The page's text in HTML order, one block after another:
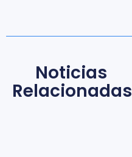
Noticias
Relacionadas